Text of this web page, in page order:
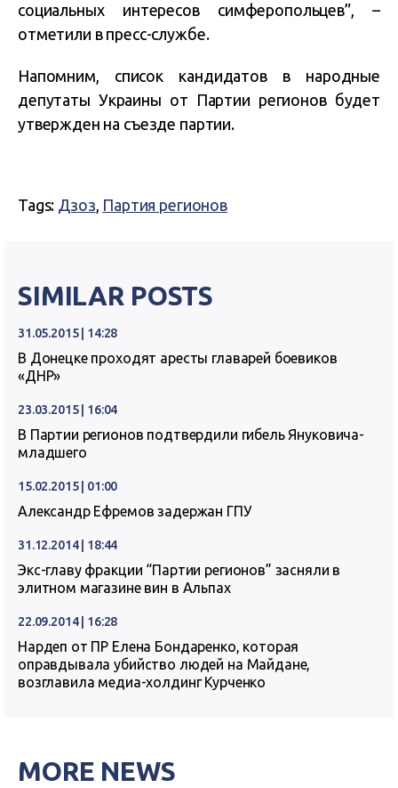
социальных интересов симферопольцев”, –
отметили в пресс-службе.
Напомним, список кандидатов в народные
депутаты Украины от Партии регионов будет
утвержден на съезде партии.
Tags: Дзоз, Партия регионов
SIMILAR POSTS
31.05.2015 | 14:28
В Донецке проходят аресты главарей боевиков
«ДНР»
23.03.2015 | 16:04
В Партии регионов подтвердили гибель Януковича-
младшего
15.02.2015 | 01:00
Александр Ефремов задержан ГПУ
31.12.2014 | 18:44
Экс-главу фракции “Партии регионов” засняли в
элитном магазине вин в Альпах
22.09.2014 | 16:28
Нардеп от ПР Елена Бондаренко, которая
оправдывала убийство людей на Майдане,
возглавила медиа-холдинг Курченко
MORE NEWS